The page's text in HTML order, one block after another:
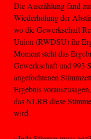
Die Auszählung fand
Wiederholung der
wo die Gewerkschaft
Union (RWDSU) ihr
Moment steht das
Gewerkschaft und 993
angefochtenen
Ergebnis
das NLRB diese
wird.